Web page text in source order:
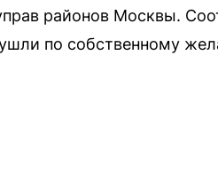
районов Москвы.
по собственному